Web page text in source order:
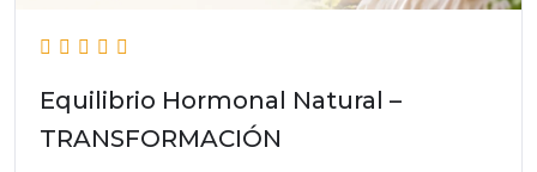
Equilibrio Hormonal Natural –
TRANSFORMACIÓN